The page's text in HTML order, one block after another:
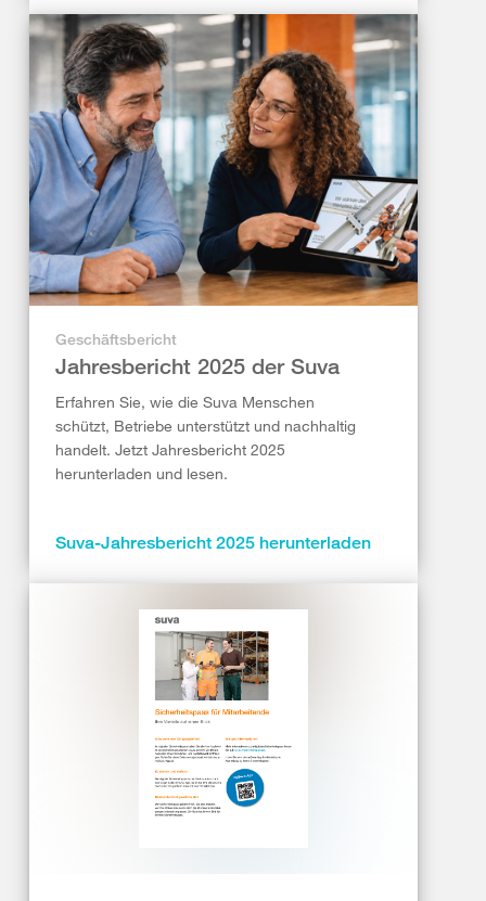
Geschäftsbericht
Jahresbericht 2025 der Suva
Erfahren Sie, wie die Suva Menschen
schützt, Betriebe unterstützt und nachhaltig
handelt. Jetzt Jahresbericht 2025
herunterladen und lesen.
Suva-Jahresbericht 2025 herunterladen